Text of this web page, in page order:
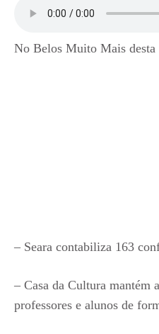
No Belos Muito Mais
– Seara contabiliza 163
– Casa da Cultura mantém
professores e alunos de